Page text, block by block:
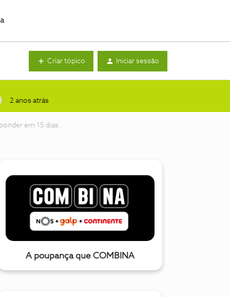
Criar tópico Iniciar sessão
2 anos atrás
em 15 dias.
A poupança que COMBINA